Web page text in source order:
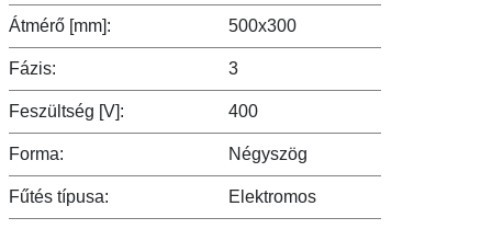
Átmérő [mm]: 500x300
Fázis: 3
Feszültség [V]: 400
Forma: Négyszög
Fűtés típusa: Elektromos